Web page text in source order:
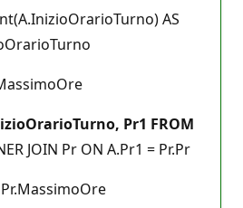
AS
Pr1 FROM
JOIN Pr ON A.Pr1 = Pr.Pr
Pr.MassimoOre